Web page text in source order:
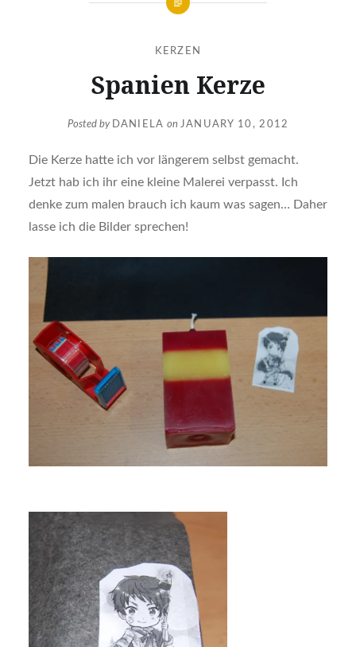
KERZEN
Spanien Kerze
Posted by DANIELA on JANUARY 10, 2012
Die Kerze hatte ich vor längerem selbst gemacht.
Jetzt hab ich ihr eine kleine Malerei verpasst. Ich
denke zum malen brauch ich kaum was sagen… Daher
lasse ich die Bilder sprechen!